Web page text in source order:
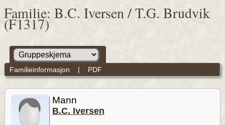
Familie: B.C. Iversen / T.G. Brudvik
(F1317)
Familieinformasjon | PDF
Mann
B.C. Iversen